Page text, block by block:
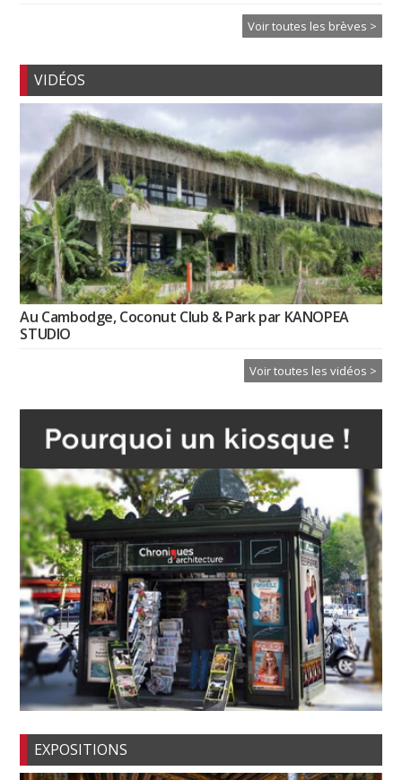
Voir toutes les brèves >
VIDÉOS
Au Cambodge, Coconut Club & Park par KANOPEA
STUDIO
Voir toutes les vidéos >
EXPOSITIONS